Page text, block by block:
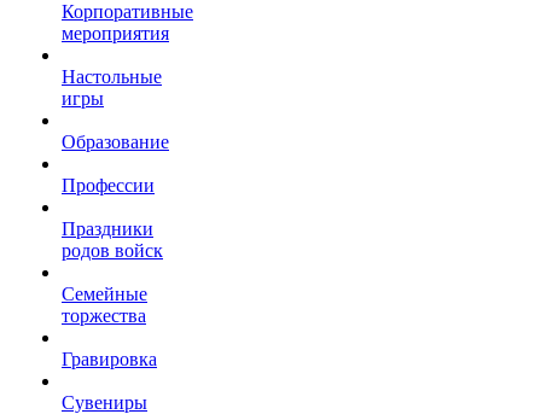
Корпоративные
мероприятия
Настольные
игры
Образование
Профессии
Праздники
родов войск
Семейные
торжества
Гравировка
Сувениры